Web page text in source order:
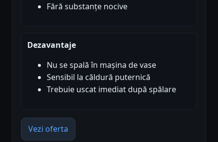
Fără substanțe nocive
Dezavantaje
Nu se spală în mașina de vase
Sensibil la căldură puternică
Trebuie uscat imediat după spălare
Vezi oferta